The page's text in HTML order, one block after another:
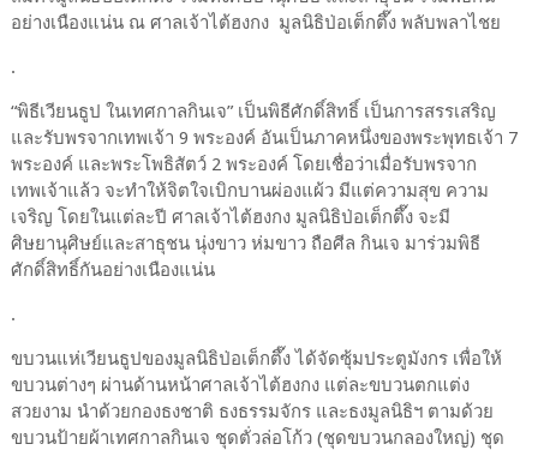
อย่างเนืองแน่น ณ ศาลเจ้าไต้ฮงกง มูลนิธิป่อเต็กตึ๊ง พลับพลาไชย
.
“พิธีเวียนธูป ในเทศกาลกินเจ” เป็นพิธีศักดิ์สิทธิ์ เป็นการสรรเสริญ
และรับพรจากเทพเจ้า 9 พระองค์ อันเป็นภาคหนึ่งของพระพุทธเจ้า 7
พระองค์ และพระโพธิสัตว์ 2 พระองค์ โดยเชื่อว่าเมื่อรับพรจาก
เทพเจ้าแล้ว จะทำให้จิตใจเบิกบานผ่องแผ้ว มีแต่ความสุข ความ
เจริญ โดยในแต่ละปี ศาลเจ้าไต้ฮงกง มูลนิธิป่อเต็กตึ๊ง จะมี
ศิษยานุศิษย์และสาธุชน นุ่งขาว ห่มขาว ถือศีล กินเจ มาร่วมพิธี
ศักดิ์สิทธิ์กันอย่างเนืองแน่น
.
ขบวนแห่เวียนธูปของมูลนิธิป่อเต็กตึ๊ง ได้จัดซุ้มประตูมังกร เพื่อให้
ขบวนต่างๆ ผ่านด้านหน้าศาลเจ้าไต้ฮงกง แต่ละขบวนตกแต่ง
สวยงาม นำด้วยกองธงชาติ ธงธรรมจักร และธงมูลนิธิฯ ตามด้วย
ขบวนป้ายผ้าเทศกาลกินเจ ชุดตั่วล่อโก้ว (ชุดขบวนกลองใหญ่) ชุด